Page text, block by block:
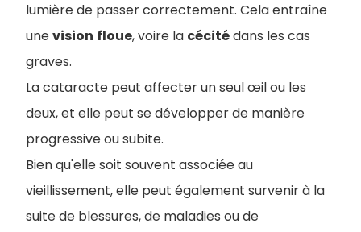
lumière de passer correctement. Cela entraîne
unevision floue, voire la cécitédans les cas
graves.
La cataracte peut affecter un seul œil ou les
deux, et elle peut se développer de manière
progressive ou subite.
Bien qu'elle soit souvent associée au
vieillissement, elle peut également survenir à la
suite de blessures, de maladies ou de